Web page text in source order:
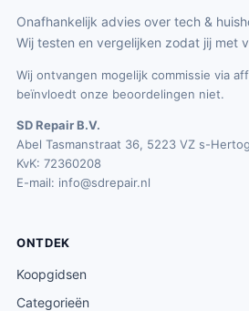
Onafhankelijk advies over tech &
Wij testen en vergelijken zodat jij met
Wij ontvangen mogelijk commissie via
beïnvloedt onze beoordelingen niet.
SD Repair B.V.
Abel Tasmanstraat 36, 5223 VZ s-
KvK: 72360208
E-mail: info@sdrepair.nl
ONTDEK
Koopgidsen
Categorieën